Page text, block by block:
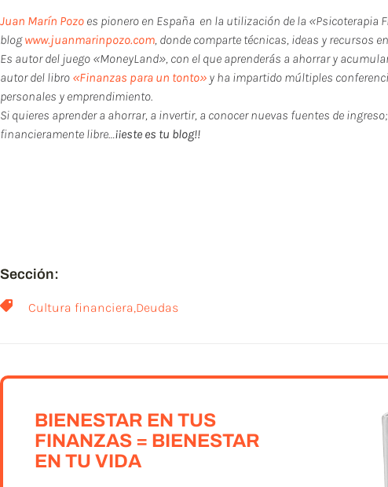
Juan Marín Pozo es pionero en España en la utilización de la «Psicoterapia
blogwww.juanmarinpozo.com, donde comparte técnicas, ideas y recursos
Es autor del juego «MoneyLand», con el que aprenderás a ahorrar y
autor del libro «Finanzas para un tonto» y ha impartido múltiples
personales y emprendimiento.
Si quieres aprender a ahorrar, a invertir, a conocer nuevas fuentes de
financieramente libre…¡¡este es tu blog!!
Sección:
Cultura financiera,Deudas
BIENESTAR EN TUS
FINANZAS = BIENESTAR
EN TU VIDA